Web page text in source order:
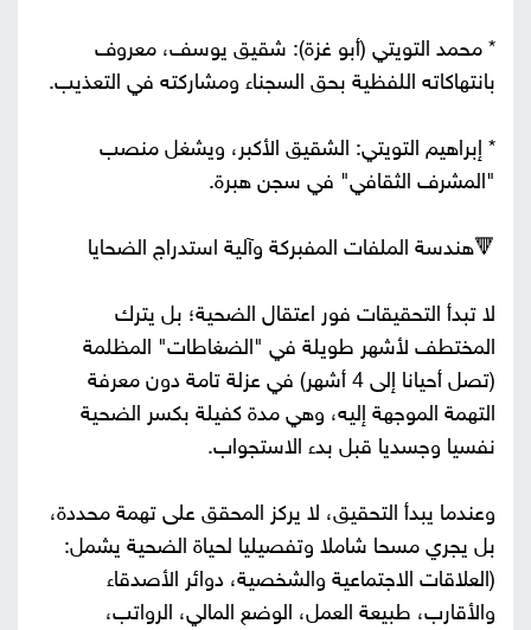
* محمد التويتي (أبو غزة): شقيق يوسف، معروف
بانتهاكاته اللفظية بحق السجناء ومشاركته في التعذيب.
* إبراهيم التويتي: الشقيق الأكبر، ويشغل منصب
"المشرف الثقافي" في سجن هبرة.
🔻هندسة الملفات المفبركة وآلية استدراج الضحايا
لا تبدأ التحقيقات فور اعتقال الضحية؛ بل يترك
المختطف لأشهر طويلة في "الضغاطات" المظلمة
(تصل أحيانا إلى 4 أشهر) في عزلة تامة دون معرفة
التهمة الموجهة إليه، وهي مدة كفيلة بكسر الضحية
نفسيا وجسديا قبل بدء الاستجواب.
وعندما يبدأ التحقيق، لا يركز المحقق على تهمة محددة،
بل يجري مسحا شاملا وتفصيليا لحياة الضحية يشمل:
(العلاقات الاجتماعية والشخصية، دوائر الأصدقاء
والأقارب، طبيعة العمل، الوضع المالي، الرواتب،